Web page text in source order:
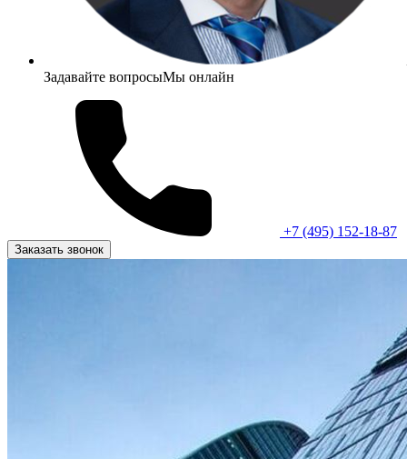
Задавайте вопросыМы онлайн
+7 (495) 152-18-87
Заказать звонок